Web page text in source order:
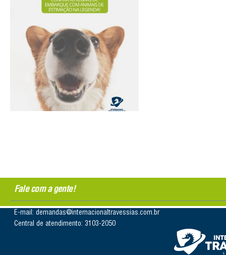
Fale com a gente!
E-mail: demandas@internacionaltravessias.com.br
Central de atendimento: 3103-2050